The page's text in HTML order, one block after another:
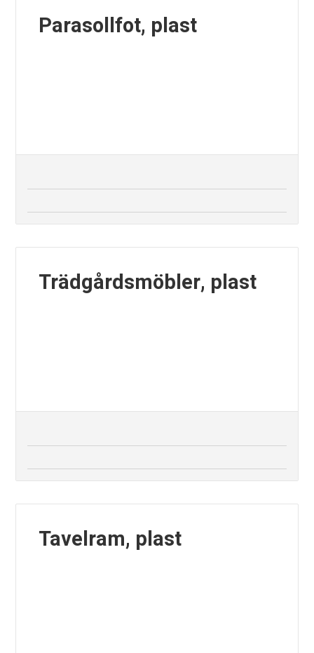
Parasollfot, plast
Trädgårdsmöbler, plast
Tavelram, plast